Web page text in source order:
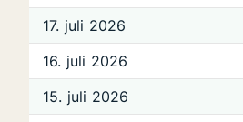
17. juli 2026
16. juli 2026
15. juli 2026